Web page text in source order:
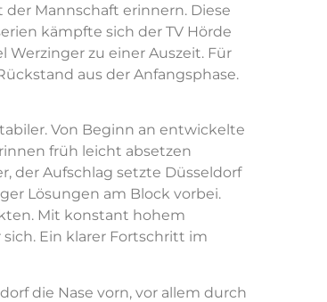
der Mannschaft erinnern. Diese
kämpfte sich der TV Hörde
Werzinger zu einer Auszeit. Für
aus der Anfangsphase.
Von Beginn an entwickelte
früh leicht absetzen
der Aufschlag setzte Düsseldorf
Lösungen am Block vorbei.
Mit konstant hohem
Ein klarer Fortschritt im
die Nase vorn, vor allem durch